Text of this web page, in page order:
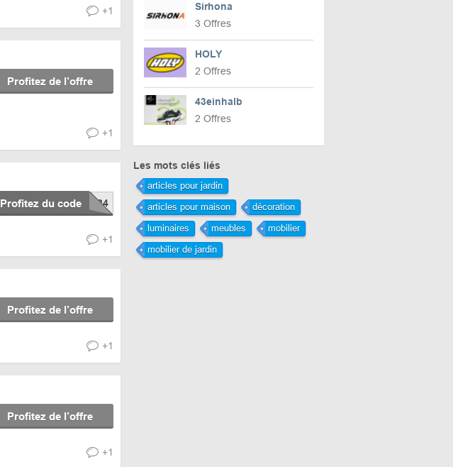
+1
Profitez de l’offre
+1
Profitez du code
+1
Profitez de l’offre
+1
Profitez de l’offre
+1
Sirhona
3 Offres
HOLY
2 Offres
43einhalb
2 Offres
Les mots clés liés
articles pour jardin
articles pour maison
décoration
luminaires
meubles
mobilier
mobilier de jardin